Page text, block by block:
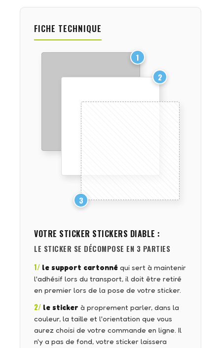
FICHE TECHNIQUE
1
2
3
VOTRE STICKER STICKERS DIABLE :
LE STICKER SE DÉCOMPOSE EN 3 PARTIES
1/ le support cartonné qui sert à maintenir
l'adhésif lors du transport, il doit être retiré
en premier lors de la pose de votre sticker.
2/ le sticker à proprement parler, dans la
couleur, la taille et l'orientation que vous
aurez choisi de votre commande en ligne. Il
n'y a pas de fond, votre sticker laissera